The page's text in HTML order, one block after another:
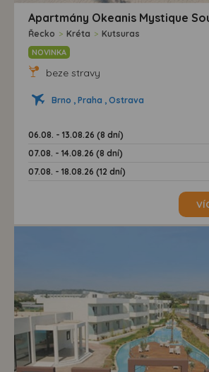
Apartmány Okeanis Mystique
Řecko > Kréta > Kutsuras
NOVINKA
beze stravy
Brno , Praha , Ostrava
06.08. - 13.08.26 (8 dní)
07.08. - 14.08.26 (8 dní)
07.08. - 18.08.26 (12 dní)